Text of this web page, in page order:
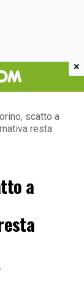
scatto a
resta
a
×